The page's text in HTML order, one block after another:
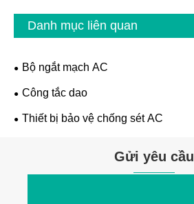
Danh mục liên quan
Bộ ngắt mạch AC
Công tắc dao
Thiết bị bảo vệ chống sét AC
Gửi yêu cầu